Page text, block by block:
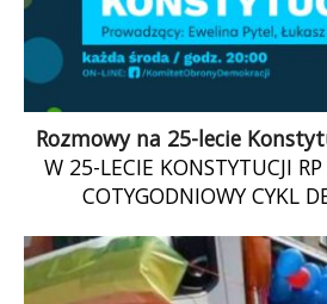
Rozmowy na 25-lecie
W 25-LECIE KONSTYTUCJI
COTYGODNIOWY CYKL